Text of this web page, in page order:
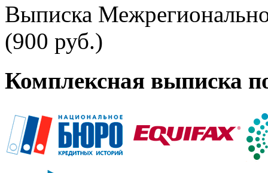
Выписка
(900 руб.)
Комплексная выписка